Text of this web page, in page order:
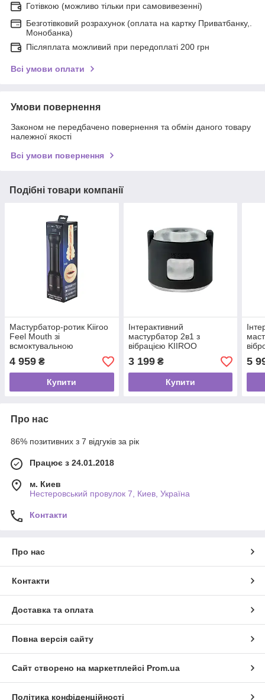
Готівкою (можливо тільки при самовивезенні)
Безготівковий розрахунок (оплата на картку Приватбанку,.
Монобанка)
Післяплата можливий при передоплаті 200 грн
Всі умови оплати
Умови повернення
Законом не передбачено повернення та обмін даного товару
належної якості
Всі умови повернення
Подібні товари компанії
Мастурбатор-ротик Kiiroo
Feel Mouth зі
всмоктувальною
інтерактивною насадкою
PowerBlow Combo Set
4 959 ₴
Купити
Інтерактивний
мастурбатор 2в1 з
вібрацією KIIROO
PowerShot, компактний, 2
вібромотори
3 199₴
Купити
5
Про нас
86% позитивних з 7 відгуків за рік
Працює з 24.01.2018
м. Киев
Нестеровський провулок 7, Киев, Україна
Контакти
Про нас
Контакти
Доставка та оплата
Повна версія сайту
Сайт створено на маркетплейсі Prom.ua
Політика конфіденційності